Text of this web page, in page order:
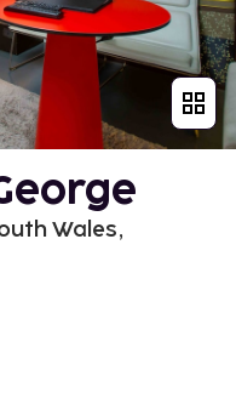
Wales,